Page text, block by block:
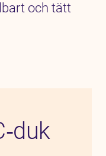
och tätt